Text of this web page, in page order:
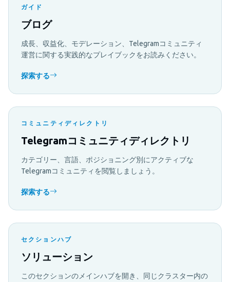
ガイド
ブログ
成長、収益化、モデレーション、Telegramコミュニティ
運営に関する実践的なプレイブックをお読みください。
探索する
コミュニティディレクトリ
Telegramコミュニティディレクトリ
カテゴリー、言語、ポジショニング別にアクティブな
Telegramコミュニティを閲覧しましょう。
探索する
セクションハブ
ソリューション
このセクションのメインハブを開き、同じクラスター内の